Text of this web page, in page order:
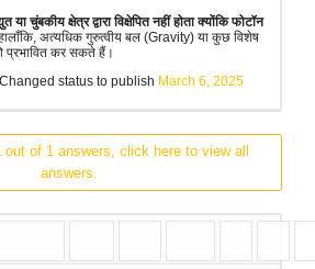
या चुंबकीय क्षेत्र द्वारा विक्षेपित नहीं होता क्योंकि फोटॉन
अत्यधिक गुरुत्वीय बल (Gravity) या कुछ विशेष
प्रभावित कर सकते हैं।
Changed status to publish March 6, 2025
out of 1 answers, click here to view all
answers.